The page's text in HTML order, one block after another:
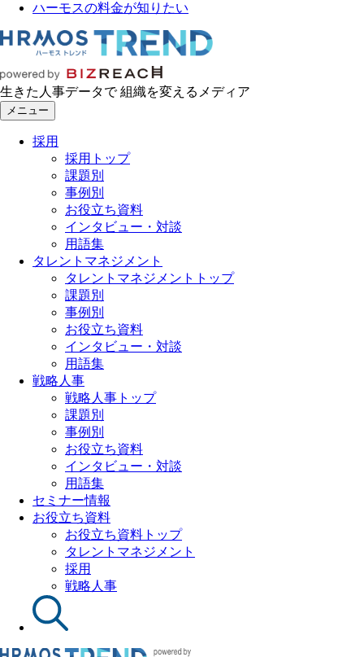
ハーモスの料金が知りたい
生きた人事データで 組織を変えるメディア
メニュー
採用
採用トップ
課題別
事例別
お役立ち資料
インタビュー・対談
用語集
タレントマネジメント
タレントマネジメントトップ
課題別
事例別
お役立ち資料
インタビュー・対談
用語集
戦略人事
戦略人事トップ
課題別
事例別
お役立ち資料
インタビュー・対談
用語集
セミナー情報
お役立ち資料
お役立ち資料トップ
タレントマネジメント
採用
戦略人事